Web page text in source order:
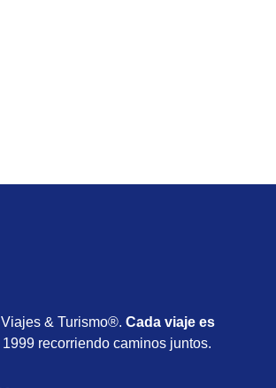
Viajes & Turismo®.Cada viaje es
1999 recorriendo caminos juntos.